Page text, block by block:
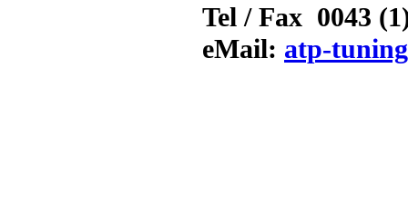
Tel / Fax 0043
eMail: atp-